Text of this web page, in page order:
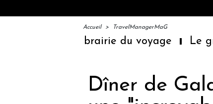
Accueil > TravelManagerMaG
librairie du voyage Le groupe
Dîner de